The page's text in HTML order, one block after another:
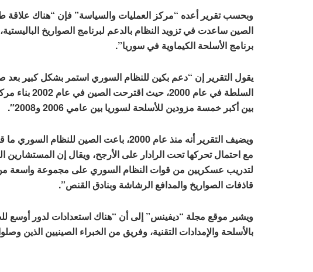
وبحسب تقرير أعده “مركز العمليات والسياسة” فإن “هناك علاقة
الصين ساعدت في تزويد النظام بالدعم لبرنامج الصواريخ
برنامج الأسلحة الكيماوية في سوريا”.
يقول التقرير إن “دعم بكين للنظام السوري استمر بشكل كبير
السلطة في
بين أكبر خمسة مزودين للأسلحة لسوريا بين عامي 2006 و2008″.
مع احتمال تحركها تحت الرادار على الأرجح، ويقال إن
لتدريب عسكريين من قوات النظام السوري على مجموعة واسعة
قاذفات الصواريخ والمدافع الرشاشة وبنادق القنص”.
ويشير موقع مجلة “ديفينس” إلى أن “هناك استعدادات لدور
بالأسلحة والإمدادات التقنية، وفريق من الخبراء الصينيين الذين